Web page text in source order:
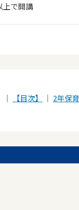
で開講
｜ 【目次】 ｜ 2年保